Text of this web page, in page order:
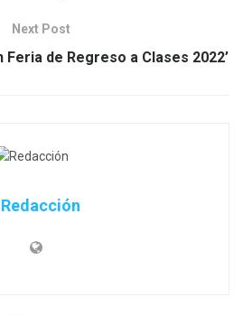
Next Post
Feria de Regreso a Clases 2022’
Redacción